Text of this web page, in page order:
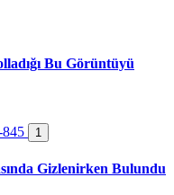
Bu Görüntüyü
1
Gizlenirken Bulundu